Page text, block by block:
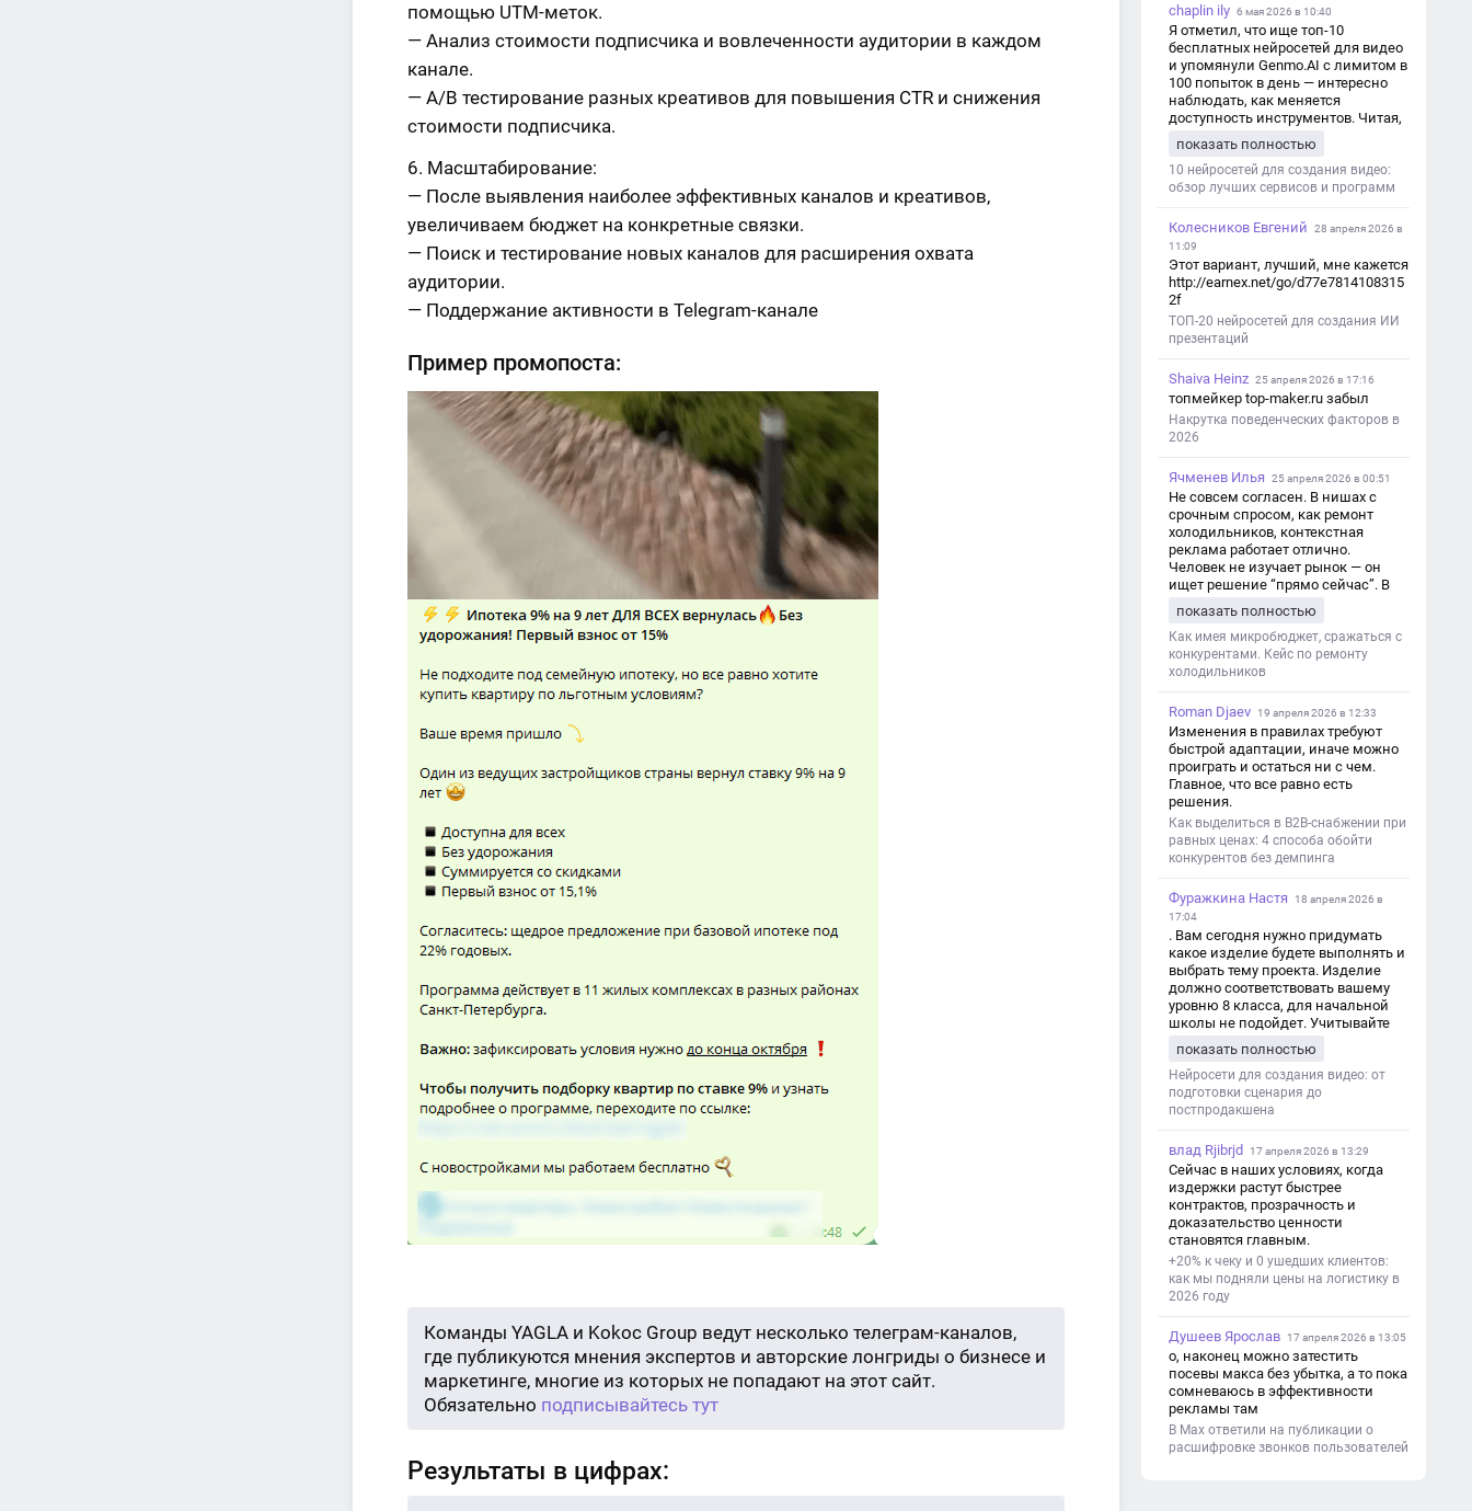
помощью UTM-меток.
— Анализ стоимости подписчика и вовлеченности аудитории в каждом
канале.
— A/B тестирование разных креативов для повышения CTR и снижения
стоимости подписчика.
Масштабирование:
— После выявления наиболее эффективных каналов и креативов,
увеличиваем бюджет на конкретные связки.
— Поиск и тестирование новых каналов для расширения охвата
аудитории.
— Поддержание активности в Telegram-канале
Пример промопоста:
Команды YAGLA и Kokoc Group ведут несколько телеграм-каналов,
где публикуются мнения экспертов и авторские лонгриды о бизнесе и
маркетинге, многие из которых не попадают на этот сайт.
Обязательно подписывайтесь тут
Результаты в цифрах:
chaplin ily 6 мая 2026 в 10:40
Я отметил, что ище топ-10
бесплатных нейросетей для видео
и упомянули Genmo.AI с лимитом в
100 попыток в день — интересно
наблюдать, как меняется
доступность инструментов. Читая,
с короткими клипами в телеграм-
каналах YAGLA и Kokoc Group. Flux 2
показать полностью
10 нейросетей для создания видео:
обзор лучших сервисов и программ
Колесников Евгений
28 апреля 2026 в
11:09
Этот вариант, лучший, мне кажется
http://earnex.net/go/d77e7814108315
2f
ТОП-20 нейросетей для создания ИИ
презентаций
Shaiva Heinz 25 апреля 2026 в 17:16
топмейкер top-maker.ru забыл
Накрутка поведенческих факторов в
2026
Ячменев Илья 25 апреля 2026 в 00:51
Не совсем согласен. В нишах с
срочным спросом, как ремонт
холодильников, контекстная
реклама работает отлично.
Человек не изучает рынок — он
ищет решение “прямо сейчас”. В
и ловит самый горячий трафик,
тогда как SEO в таких задачах
просто не успевает.
показать полностью
Как имея микробюджет, сражаться с
конкурентами. Кейс по ремонту
холодильников
Roman Djaev 19 апреля 2026 в 12:33
Изменения в правилах требуют
быстрой адаптации, иначе можно
проиграть и остаться ни с чем.
Главное, что все равно есть
решения.
Как выделиться в B2B-снабжении при
равных ценах: 4 способа обойти
конкурентов без демпинга
Фуражкина Настя
18 апреля 2026 в
17:04
. Вам сегодня нужно придумать
какое изделие будете выполнять и
выбрать тему проекта. Изделие
должно соответствовать вашему
уровню 8 класса, для начальной
школы не подойдет. Учитывайте
уровня работы. Структура проекта 1.
Титульный лист - Название школы.
- Тип работы: «Проектная работа». -
Тема проекта. - Кто выполнил:
должность учителя. - Город, год. 2.
Введение - Актуальность темы
(почему это важно). - Цель и
задачи проекта. - Объект и предмет
исследования. - Методы работы. 3.
Основная часть - Теоретическая
основные понятия. - Практическая
глава: что сделано (исследование,
опрос, создание изделия и т. д.). -
Заключение - Краткие выводы по
проекту. - Достигнута ли цель. -
Практическая значимость работы.
5. Список литературы Перечень
использованных книг, статей,
сайтов. 6. Приложения (по
необходимости) Таблицы,
показать полностью
Нейросети для создания видео: от
подготовки сценария до
постпродакшена
влад Rjibrjd 17 апреля 2026 в 13:29
Сейчас в наших условиях, когда
издержки растут быстрее
контрактов, прозрачность и
доказательство ценности
становятся главным.
+20% к чеку и 0 ушедших клиентов:
как мы подняли цены на логистику в
2026 году
Душеев Ярослав 17 апреля 2026 в 13:05
о, наконец можно затестить
посевы макса без убытка, а то пока
сомневаюсь в эффективности
рекламы там
В Max ответили на публикации о
расшифровке звонков пользователей